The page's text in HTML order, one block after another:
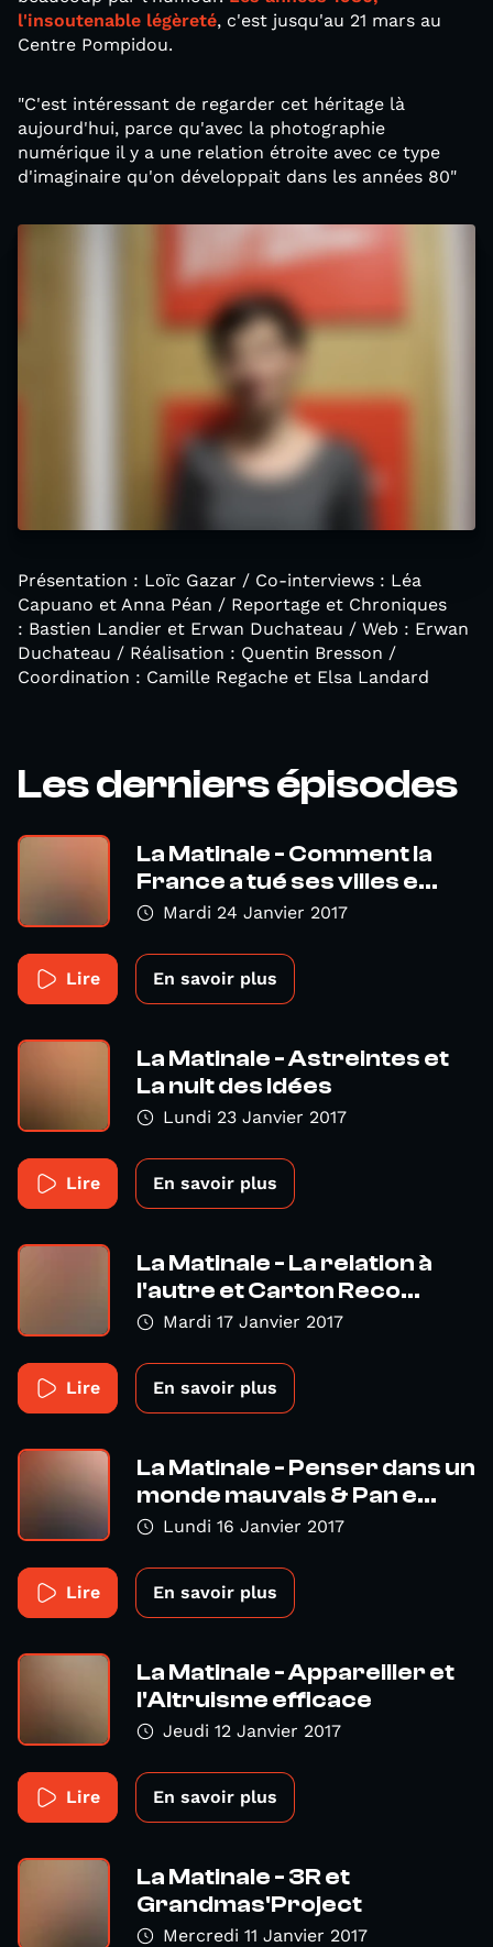
l'insoutenable légèreté, c'est jusqu'au 21 mars au
Centre Pompidou.
"C'est intéressant de regarder cet héritage là
aujourd'hui, parce qu'avec la photographie
numérique il y a une relation étroite avec ce type
d'imaginaire qu'on développait dans les années 80"
Présentation : Loïc Gazar / Co-interviews : Léa
Capuano et Anna Péan / Reportage et Chroniques
: Bastien Landier et Erwan Duchateau / Web : Erwan
Duchateau / Réalisation : Quentin Bresson /
Coordination : Camille Regache et Elsa Landard
Les derniers épisodes
La Matinale - Comment la
France a tué ses villes e...
Mardi 24 Janvier 2017
Lire En savoir plus
La Matinale - Astreintes et
La nuit des idées
Lundi 23 Janvier 2017
Lire En savoir plus
La Matinale - La relation à
l'autre et Carton Reco...
Mardi 17 Janvier 2017
Lire En savoir plus
La Matinale - Penser dans un
monde mauvais & Pan e...
Lundi 16 Janvier 2017
Lire En savoir plus
La Matinale - Appareiller et
l'Altruisme efficace
Jeudi 12 Janvier 2017
Lire En savoir plus
La Matinale - 3R et
Grandmas'Project
Mercredi 11 Janvier 2017